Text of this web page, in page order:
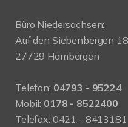
Büro Niedersachsen:
Auf den Siebenbergen 18
27729 Hambergen
Telefon: 04793 - 95224
Mobil: 0178 - 8522400
Telefax: 0421 - 8413181